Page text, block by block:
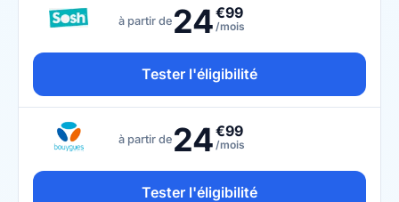
à partir de 24€99
/mois
Tester l'éligibilité
à partir de 24€99
/mois
Tester l'éligibilité